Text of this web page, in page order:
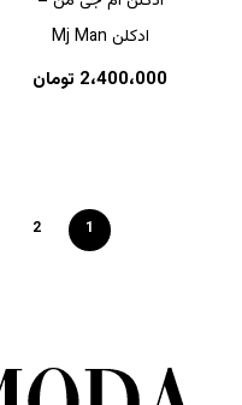
ادکلن Mj Man
2،400،000 تومان
1
2